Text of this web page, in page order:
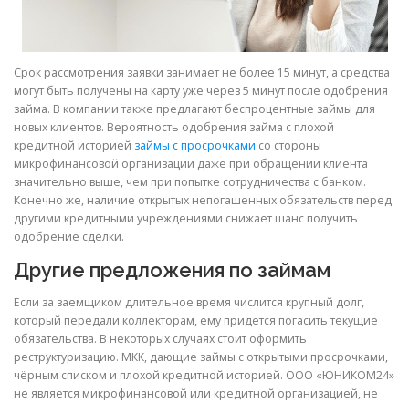
Срок рассмотрения заявки занимает не более 15 минут, а средства
могут быть получены на карту уже через 5 минут после одобрения
займа. В компании также предлагают беспроцентные займы для
новых клиентов. Вероятность одобрения займа с плохой
кредитной историей займы с просрочками со стороны
микрофинансовой организации даже при обращении клиента
значительно выше, чем при попытке сотрудничества с банком.
Конечно же, наличие открытых непогашенных обязательств перед
другими кредитными учреждениями снижает шанс получить
одобрение сделки.
Другие предложения по займам
Если за заемщиком длительное время числится крупный долг,
который передали коллекторам, ему придется погасить текущие
обязательства. В некоторых случаях стоит оформить
реструктуризацию. МКК, дающие займы с открытыми просрочками,
чёрным списком и плохой кредитной историей. ООО «ЮНИКОМ24»
не является микрофинансовой или кредитной организацией, не